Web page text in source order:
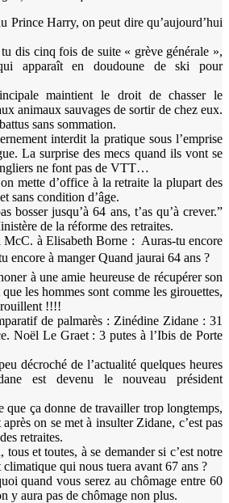
Prince Harry, on peut dire qu’aujourd’hui
dis cinq fois de suite « grève générale »,
apparaît en doudoune de ski pour
maintient le droit de chasser le
animaux sauvages de sortir de chez eux.
sans sommation.
interdit la pratique sous l’emprise
La surprise des mecs quand ils vont se
ne font pas de VTT…
mette d’office à la retraite la plupart des
sans condition d’âge.
bosser jusqu’à 64 ans, t’as qu’à crever.”
de la réforme des retraites.
à Elisabeth Borne : Auras-tu encore
encore à manger Quand jaurai 64 ans ?
à une amie heureuse de récupérer son
les hommes sont comme les girouettes,
rouillent !!!!
de palmarès : Zinédine Zidane : 31
Noël Le Graet : 3 putes à l’Ibis de Porte
décroché de l’actualité quelques heures
est devenu le nouveau président
ça donne de travailler trop longtemps,
on se met à insulter Zidane, c’est pas
retraites.
et toutes, à se demander si c’est notre
qui nous tuera avant 67 ans ?
quand vous serez au chômage entre 60
y aura pas de chômage non plus.